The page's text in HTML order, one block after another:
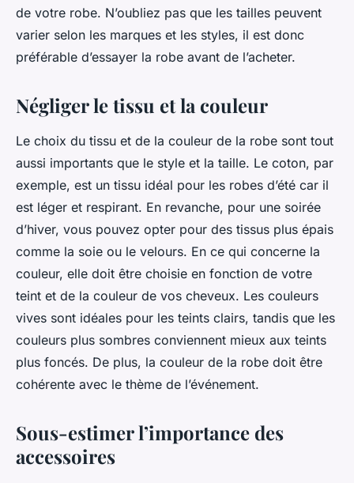
de votre robe. N’oubliez pas que les tailles peuvent
varier selon les marques et les styles, il est donc
préférable d’essayer la robe avant de l’acheter.
Négliger le tissu et la couleur
Le choix du tissu et de la couleur de la robe sont tout
aussi importants que le style et la taille. Le coton, par
exemple, est un tissu idéal pour les robes d’été car il
est léger et respirant. En revanche, pour une soirée
d’hiver, vous pouvez opter pour des tissus plus épais
comme la soie ou le velours. En ce qui concerne la
couleur, elle doit être choisie en fonction de votre
teint et de la couleur de vos cheveux. Les couleurs
vives sont idéales pour les teints clairs, tandis que les
couleurs plus sombres conviennent mieux aux teints
plus foncés. De plus, la couleur de la robe doit être
cohérente avec le thème de l’événement.
Sous-estimer l’importance des
accessoires